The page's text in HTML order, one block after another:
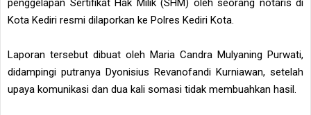
penggelapan Sertifikat Hak Milik (SHM) oleh seorang notaris di
Kota Kediri resmi dilaporkan ke Polres Kediri Kota.
Laporan tersebut dibuat oleh Maria Candra Mulyaning Purwati,
didampingi putranya Dyonisius Revanofandi Kurniawan, setelah
upaya komunikasi dan dua kali somasi tidak membuahkan hasil.